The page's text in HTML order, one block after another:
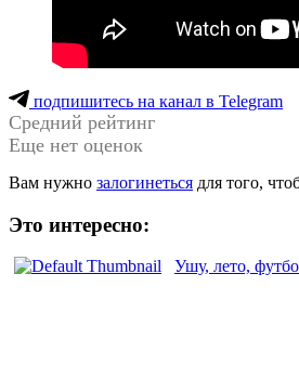
подпишитесь на канал в Telegram
Средний рейтинг
Еще нет оценок
Вам нужно залогинеться для того,
Это интересно:
Ушу, лето,